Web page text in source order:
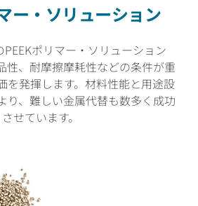
ー・ソリューション
PEEKポリマー・ソリューション
性、耐摩擦摩耗性などの条件が重
を発揮します。材料性能と用途設
り、難しい金属代替も数多く成功
させています。